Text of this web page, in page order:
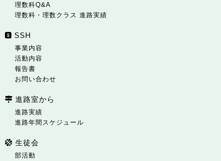
理数科Q&A
理数科・理数クラス 進路実績
SSH
事業内容
活動内容
報告書
お問い合わせ
進路室から
進路実績
進路年間スケジュール
生徒会
部活動